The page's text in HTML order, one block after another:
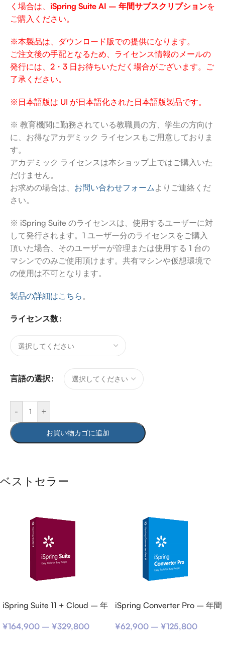
く場合は、 iSpring Suite AI – 年間サブスクリプションを
ご購入ください。
※本製品は、ダウンロード版での提供になります。
ご注文後の手配となるため、ライセンス情報のメールの
発行には、2・3 日お待ちいただく場合がございます。ご
了承ください。
※日本語版は UI が日本語化された日本語版製品です。
※ 教育機関に勤務されている教職員の方、学生の方向け
に、お得なアカデミック ライセンスもご用意しておりま
す。
アカデミック ライセンスは本ショップ上ではご購入いた
だけません。
お求めの場合は、 お問い合わせフォーム よりご連絡くだ
さい。
※ iSpring Suite のライセンスは、使用するユーザーに対
して発行されます。1 ユーザー分のライセンスをご購入
頂いた場合、そのユーザーが管理または使用する 1 台の
マシンでのみご使用頂けます。共有マシンや仮想環境で
の使用は不可となります。
製品の詳細はこちら 。
ライセンス数
言語の選択
- +
お買い物カゴに追加
ベストセラー
iSpring Suite 11 + Cloud – 年
¥164,900 – ¥329,800
iSpring Converter Pro – 年間
¥62,900 – ¥125,800